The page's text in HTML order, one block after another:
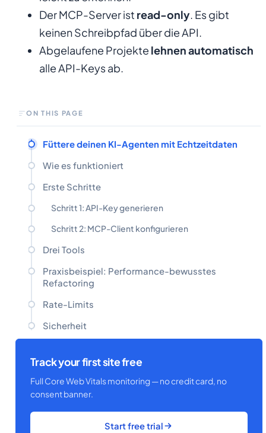
Der MCP-Server ist read-only. Es gibt
keinen Schreibpfad über die API.
Abgelaufene Projekte lehnen automatisch
alle API-Keys ab.
ON THIS PAGE
Füttere deinen KI-Agenten mit Echtzeitdaten
Wie es funktioniert
Erste Schritte
Schritt 1: API-Key generieren
Schritt 2: MCP-Client konfigurieren
Drei Tools
Praxisbeispiel: Performance-bewusstes
Refactoring
Rate-Limits
Sicherheit
Track your first site free
Full Core Web Vitals monitoring — no credit card, no
consent banner.
Start free trial